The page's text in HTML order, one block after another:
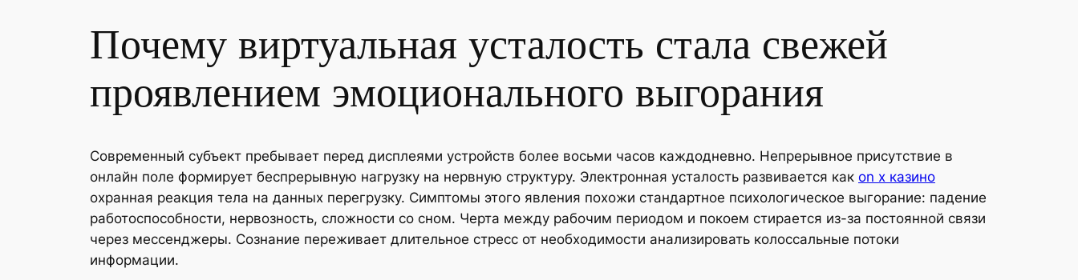
Почему виртуальная усталость стала свежей
проявлением эмоционального выгорания
Современный субъект пребывает перед дисплеями устройств более восьми часов каждодневно. Непрерывное присутствие в
онлайн поле формирует беспрерывную нагрузку на нервную структуру. Электронная усталость развивается как on x казино
охранная реакция тела на данных перегрузку. Симптомы этого явления похожи стандартное психологическое выгорание: падение
работоспособности, нервозность, сложности со сном. Черта между рабочим периодом и покоем стирается из-за постоянной связи
через мессенджеры. Сознание переживает длительное стресс от необходимости анализировать колоссальные потоки
информации.